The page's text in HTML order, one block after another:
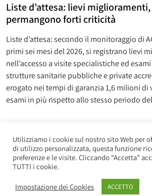
Liste d’attesa: lievi
permangono forti criticità
Liste d’attesa: secondo il monitoraggio di
primi sei mesi del 2026, si registrano lievi
nell’accesso a visite specialistiche ed
strutture sanitarie pubbliche e private
erogato nei tempi di garanzia 1,6 milioni di
esami in più rispetto allo stesso periodo
Utilizziamo i cookie sul nostro sito Web per
di utilizzo personalizzata, questa funzione
preferenze e le visite. Cliccando “Accetta”
TUTTI i cookie.
Impostazione dei Cookies ACCETTO